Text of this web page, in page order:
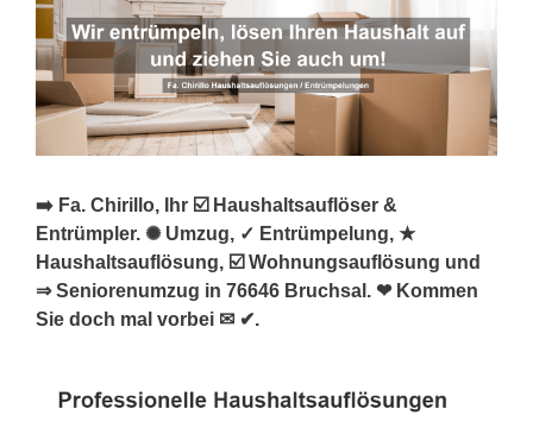
➡️ Fa. Chirillo, Ihr ☑️ Haushaltsauflöser &
Entrümpler. ✺ Umzug, ✓ Entrümpelung, ★
Haushaltsauflösung, ☑️ Wohnungsauflösung und
⇒ Seniorenumzug in 76646 Bruchsal. ❤ Kommen
Sie doch mal vorbei ✉ ✔.